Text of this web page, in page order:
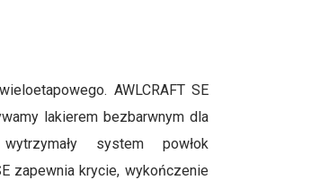
AWLCRAFT SE
lakierem bezbarwnym dla
system powłok
zapewnia krycie, wykończenie